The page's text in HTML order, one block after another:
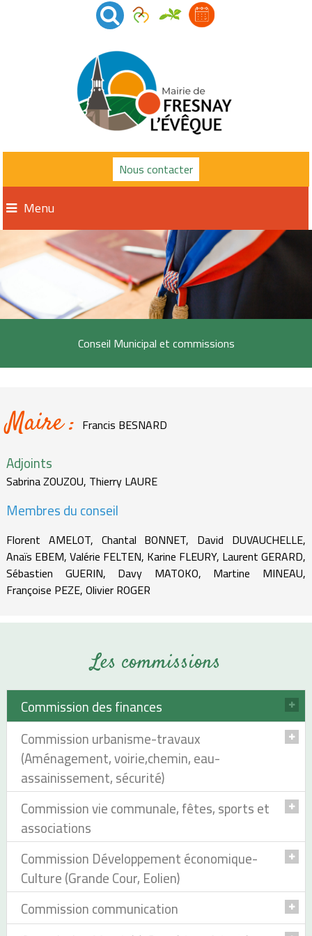
Nous contacter
Menu
Conseil Municipal et commissions
Maire : Francis BESNARD
Adjoints
Sabrina ZOUZOU, Thierry LAURE
Membres du conseil
Florent AMELOT, Chantal BONNET, David DUVAUCHELLE,
Anaïs EBEM, Valérie FELTEN, Karine FLEURY, Laurent GERARD,
Sébastien GUERIN, Davy MATOKO, Martine MINEAU,
Françoise PEZE, Olivier ROGER
Les commissions
Commission des finances
Martine MINEAU, vice présidente de la commission
Chantal BONNET
Karine FLEURY
Florent AMELOT
Commission urbanisme-travaux
(Aménagement, voirie,chemin, eau-
assainissement, sécurité)
Davy MATOKO, vice président de la commission
Thierry LAURE
David DUVAUCHELLE
Karine FLEURY
Olivier ROGER
Sébastien GUERIN
Florent AMELOT
Commission vie communale, fêtes, sports et
associations
Anais EBEM, vice-présidente de la commission
Valérie FELTEN
Sabrina ZOUZOU
Florent AMELOT
Laurent GERARD
Commission Développement économique-
Culture (Grande Cour, Eolien)
Chantal BONNET , vice-présente de la commission
Sébastien GUERIN
Commission communication